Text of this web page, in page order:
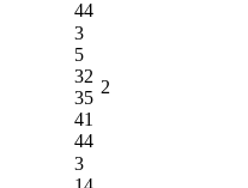
44
3
5
32
35
41
44
2
3